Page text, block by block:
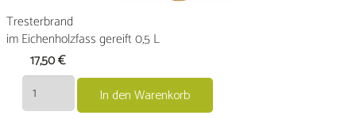
Tresterbrand
im Eichenholzfass gereift 0,5 L
17,50€
Tresterbrandim
Eichenholzfass
In den Warenkorb